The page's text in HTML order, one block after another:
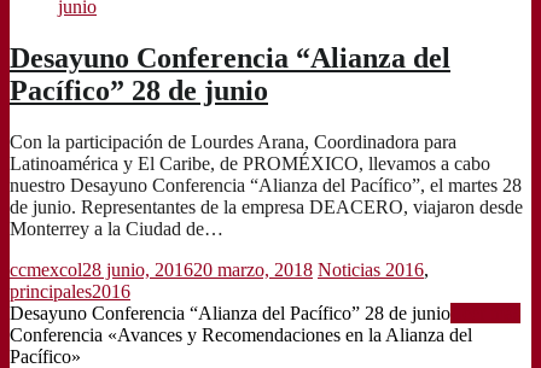
Desayuno Conferencia “Alianza del
Pacífico” 28 de junio
Con la participación de Lourdes Arana, Coordinadora para
Latinoamérica y El Caribe, de PROMÉXICO, llevamos a cabo
nuestro Desayuno Conferencia “Alianza del Pacífico”, el martes 28
de junio. Representantes de la empresa DEACERO, viajaron desde
Monterrey a la Ciudad de…
ccmexcol28 junio, 201620 marzo, 2018 Noticias 2016,
principales2016
Desayuno Conferencia “Alianza del Pacífico” 28 de junio
Conferencia «Avances y Recomendaciones en la Alianza del
Pacífico»